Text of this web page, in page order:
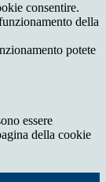
consentire.
della
potete
essere
della cookie